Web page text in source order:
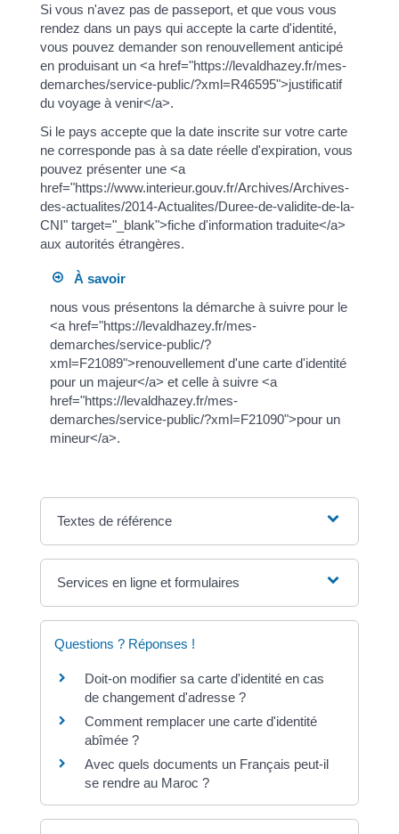
Si vous n'avez pas de passeport, et que vous vous
rendez dans un pays qui accepte la carte d'identité,
vous pouvez demander son renouvellement anticipé
en produisant un <a href="https://levaldhazey.fr/mes-
demarches/service-public/?xml=R46595">justificatif
du voyage à venir</a>.
Si le pays accepte que la date inscrite sur votre carte
ne corresponde pas à sa date réelle d'expiration, vous
pouvez présenter une <a
href="https://www.interieur.gouv.fr/Archives/Archives-
des-actualites/2014-Actualites/Duree-de-validite-de-la-
CNI" target="_blank">fiche d'information traduite</a>
aux autorités étrangères.
À savoir
nous vous présentons la démarche à suivre pour le
<a href="https://levaldhazey.fr/mes-
demarches/service-public/?
xml=F21089">renouvellement d'une carte d'identité
pour un majeur</a> et celle à suivre <a
href="https://levaldhazey.fr/mes-
demarches/service-public/?xml=F21090">pour un
mineur</a>.
Textes de référence
Services en ligne et formulaires
Questions ? Réponses !
Doit-on modifier sa carte d'identité en cas
de changement d'adresse ?
Comment remplacer une carte d'identité
abîmée ?
Avec quels documents un Français peut-il
se rendre au Maroc ?